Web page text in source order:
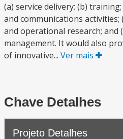
(a) service delivery; (b)
and communications
and operational research; and
management. It would also
of innovative... Ver mais
Chave Detalhes
Projeto Detalhes